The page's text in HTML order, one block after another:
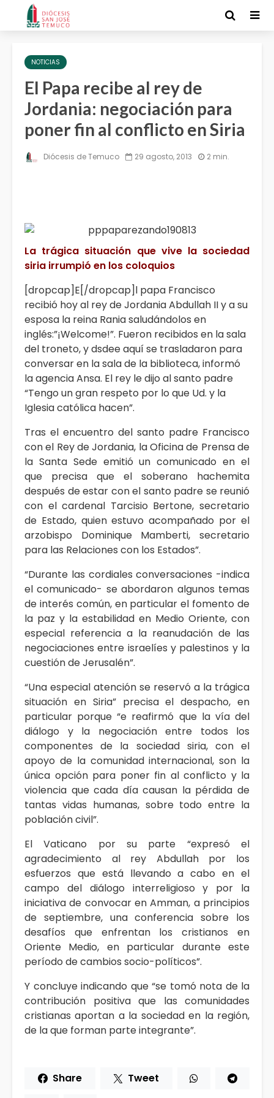
NOTICIAS
El Papa recibe al rey de
Jordania: negociación para
poner fin al conflicto en Siria
Diócesis de Temuco 29 agosto, 2013 2 min.
La trágica situación que vive la sociedad
siria irrumpió en los coloquios
[dropcap]E[/dropcap]l papa Francisco
recibió hoy al rey de Jordania Abdullah II y a su
esposa la reina Rania saludándolos en
inglés:”¡Welcome!”. Fueron recibidos en la sala
del troneto, y dsdee aquí se trasladaron para
conversar en la sala de la biblioteca, informó
la agencia Ansa. El rey le dijo al santo padre
“Tengo un gran respeto por lo que Ud. y la
Iglesia católica hacen”.
Tras el encuentro del santo padre Francisco
con el Rey de Jordania, la Oficina de Prensa de
la Santa Sede emitió un comunicado en el
que precisa que el soberano hachemita
después de estar con el santo padre se reunió
con el cardenal Tarcisio Bertone, secretario
de Estado, quien estuvo acompañado por el
arzobispo Dominique Mamberti, secretario
para las Relaciones con los Estados”.
“Durante las cordiales conversaciones -indica
el comunicado- se abordaron algunos temas
de interés común, en particular el fomento de
la paz y la estabilidad en Medio Oriente, con
especial referencia a la reanudación de las
negociaciones entre israelíes y palestinos y la
cuestión de Jerusalén”.
“Una especial atención se reservó a la trágica
situación en Siria” precisa el despacho, en
particular porque “e reafirmó que la vía del
diálogo y la negociación entre todos los
componentes de la sociedad siria, con el
apoyo de la comunidad internacional, son la
única opción para poner fin al conflicto y la
violencia que cada día causan la pérdida de
tantas vidas humanas, sobre todo entre la
población civil”.
El Vaticano por su parte “expresó el
agradecimiento al rey Abdullah por los
esfuerzos que está llevando a cabo en el
campo del diálogo interreligioso y por la
iniciativa de convocar en Amman, a principios
de septiembre, una conferencia sobre los
desafíos que enfrentan los cristianos en
Oriente Medio, en particular durante este
período de cambios socio-políticos”.
Y concluye indicando que “se tomó nota de la
contribución positiva que las comunidades
cristianas aportan a la sociedad en la región,
de la que forman parte integrante”.
Share Tweet